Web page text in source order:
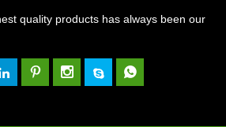
quality products has always been our
   